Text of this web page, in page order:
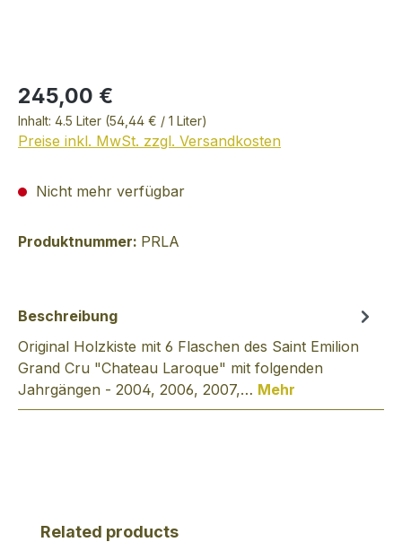
245,00 €
Inhalt: 4.5 Liter (54,44 € / 1 Liter)
Preise inkl. MwSt. zzgl. Versandkosten
Nicht mehr verfügbar
Produktnummer: PRLA
Beschreibung
Original Holzkiste mit 6 Flaschen des Saint Emilion
Grand Cru "Chateau Laroque" mit folgenden
Jahrgängen - 2004, 2006, 2007,… Mehr
Produktgalerie überspringen
Related products